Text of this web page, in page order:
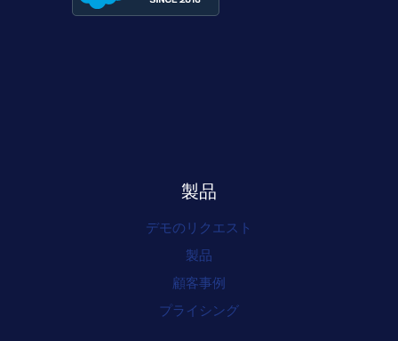
製品
デモのリクエスト
製品
顧客事例
プライシング